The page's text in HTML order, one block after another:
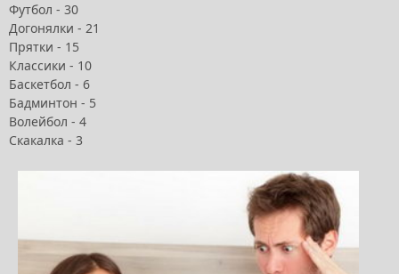
Футбол - 30
Догонялки - 21
Прятки - 15
Классики - 10
Баскетбол - 6
Бадминтон - 5
Волейбол - 4
Скакалка - 3